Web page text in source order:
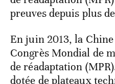
preuves depuis plus
En juin 2013, la
Congrès Mondial de
de réadaptation
dotée de plateaux